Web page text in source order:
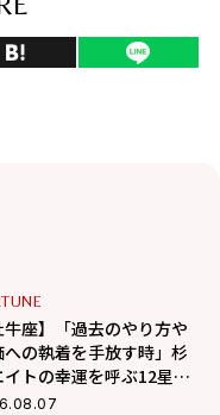
牛座】「過去のやり方や
への執着を手放す時」杉
イトの幸運を呼ぶ12星座
8/7～9/6）